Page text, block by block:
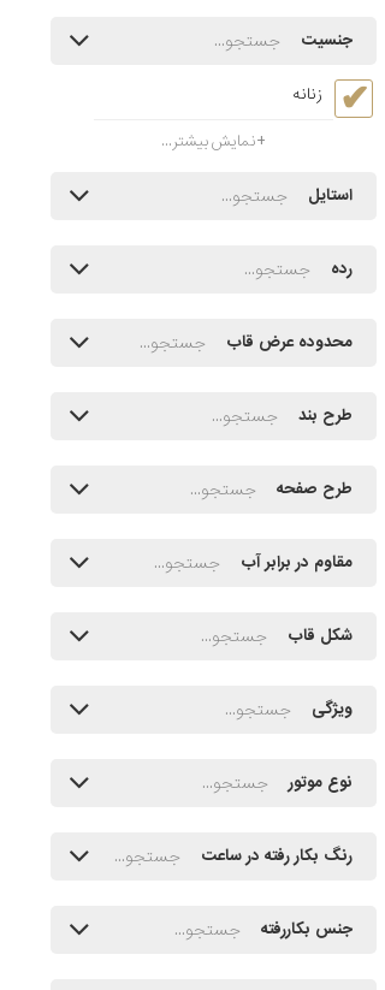
جنسیت
زنانه
نمایش بیشتر...
استایل
رده
محدوده عرض قاب
طرح بند
طرح صفحه
مقاوم در برابر آب
شکل قاب
ویژگی
نوع موتور
رنگ بکار رفته در ساعت
جنس بکاررفته